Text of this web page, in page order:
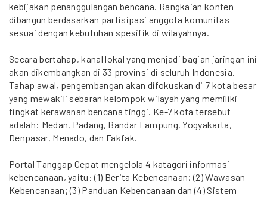
kebijakan penanggulangan bencana. Rangkaian konten
dibangun berdasarkan partisipasi anggota komunitas
sesuai dengan kebutuhan spesifik di wilayahnya.
Secara bertahap, kanal lokal yang menjadi bagian jaringan ini
akan dikembangkan di 33 provinsi di seluruh Indonesia.
Tahap awal, pengembangan akan difokuskan di 7 kota besar
yang mewakili sebaran kelompok wilayah yang memiliki
tingkat kerawanan bencana tinggi. Ke-7 kota tersebut
adalah: Medan, Padang, Bandar Lampung, Yogyakarta,
Denpasar, Menado, dan Fakfak.
Portal Tanggap Cepat mengelola 4 katagori informasi
kebencanaan, yaitu: (1) Berita Kebencanaan; (2) Wawasan
Kebencanaan; (3) Panduan Kebencanaan dan (4) Sistem